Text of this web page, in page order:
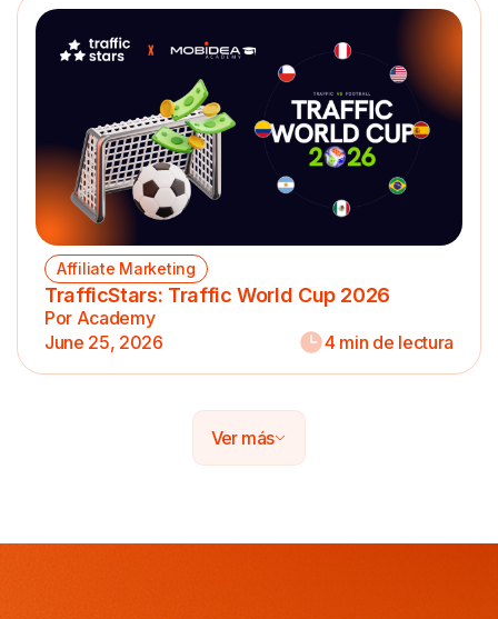
Affiliate Marketing
TrafficStars: Traffic World Cup 2026
Por Academy
June 25, 2026
4 min de lectura
Ver más